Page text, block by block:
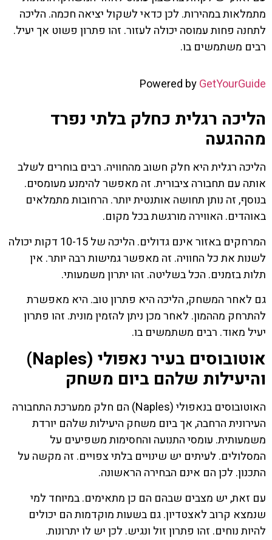
מתמלאות במהירות. לכן כדאי לשקול יציאה חכמה. הליכה
לתחנה פחות עמוסה יכולה לעזור. זהו פתרון פשוט אך יעיל.
רבים משתמשים בו.
Powered byGetYourGuide
הליכה רגלית כחלק בלתי נפרד
מההגעה
הליכה רגלית היא חלק חשוב מהחוויה. רבים בוחרים לשלב
אותה עם תחבורה ציבורית. זה מאפשר להימנע מעומסים.
בנוסף, זה נותן תחושה אותנטית יותר. הרחובות מתמלאים
באוהדים. האווירה מורגשת בכל מקום.
המרחקים באזור אינם גדולים. הליכה של 10-15 דקות יכולה
לשנות את כל החוויה. זה מאפשר גמישות רבה יותר. אין
תלות בזמנים. הכל בשליטה. זהו יתרון משמעותי.
גם לאחר המשחק, הליכה היא פתרון טוב. היא מאפשרת
להתרחק מההמון. לאחר מכן ניתן להזמין מונית. זהו פתרון
יעיל מאוד. רבים משתמשים בו.
אוטובוסים בעיר נאפולי (Naples)
והיעילות שלהם ביום משחק
האוטובוסים בנאפולי (Naples) הם חלק ממערכת התחבורה
העירונית הרחבה, אך ביום משחק היעילות שלהם יורדת
משמעותית. עומסי התנועה והחסימות משפיעים על
המסלולים. לעיתים יש שינויים בלתי צפויים. זה מקשה על
התכנון. לכן הם אינם הבחירה הראשונה.
עם זאת, יש מצבים שבהם הם כן מתאימים. במיוחד למי
שנמצא קרוב לאצטדיון. גם בשעות מוקדמות הם יכולים
להיות נוחים. זהו פתרון זול ונגיש. לכן יש לו יתרונות.